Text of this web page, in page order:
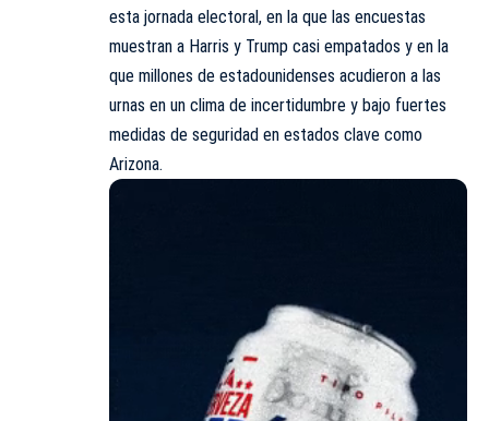
esta jornada electoral, en la que las encuestas
muestran a Harris y Trump casi empatados y en la
que millones de estadounidenses acudieron a las
urnas en un clima de incertidumbre y bajo fuertes
medidas de seguridad en estados clave como
Arizona.